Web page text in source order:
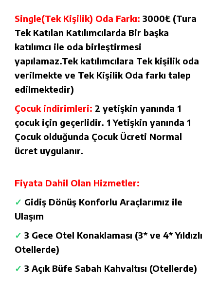
Single(Tek Kişilik) Oda Farkı: 3000₺ (Tura
Tek Katılan Katılımcılarda Bir başka
katılımcı ile oda birleştirmesi
yapılamaz.Tek katılımcılara Tek kişilik oda
verilmekte ve Tek Kişilik Oda farkı talep
edilmektedir)
Çocuk indirimleri: 2 yetişkin yanında 1
çocuk için geçerlidir. 1 Yetişkin yanında 1
Çocuk olduğunda Çocuk Ücreti Normal
ücret uygulanır.
Fiyata Dahil Olan Hizmetler:
✓ Gidiş Dönüş Konforlu Araçlarımız ile
Ulaşım
✓ 3 Gece Otel Konaklaması (3* ve 4* Yıldızlı
Otellerde)
✓ 3 Açık Büfe Sabah Kahvaltısı (Otellerde)